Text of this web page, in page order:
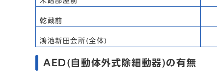
乾蔵前
鴻池新田会所(全体)
AED(自動体外式除細動器)の有無